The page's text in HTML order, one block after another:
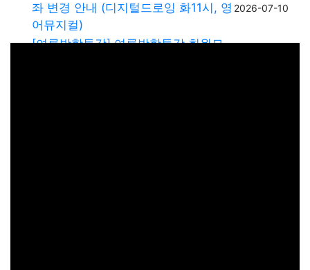
좌 변경 안내 (디지털드로잉 화11시, 영
어뮤지컬)
2026-07-10
[여름방학특강] 여름방학특강 회원모